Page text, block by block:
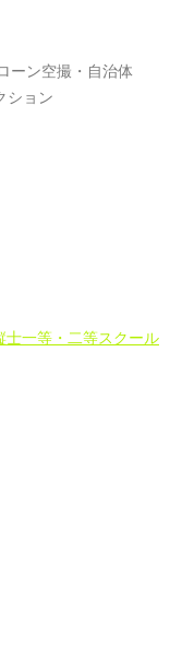
ーン空撮・自治体
ション
士一等・二等スクール